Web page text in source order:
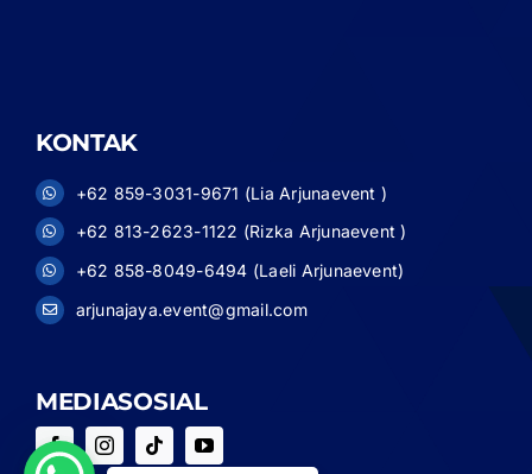
KONTAK
+62 859-3031-9671 (Lia Arjunaevent )
+62 813-2623-1122 (Rizka Arjunaevent )
+62 858-8049-6494 (Laeli Arjunaevent)
arjunajaya.event@gmail.com
MEDIASOSIAL